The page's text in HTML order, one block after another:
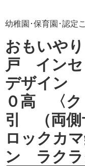
幼稚園･保育園･認定
おもいや
戸 イン
デザイン
０高 〈
引 （両側
ロックカ
ン ラクラ